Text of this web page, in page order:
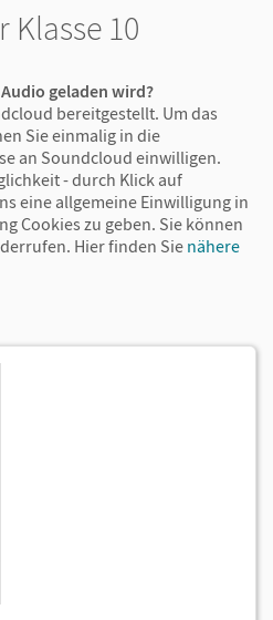
Klasse 10
geladen wird?
bereitgestellt. Um das
Sie einmalig in die
an Soundcloud einwilligen.
- durch Klick auf
eine allgemeine Einwilligung in
Cookies zu geben. Sie können
Hier finden Sie nähere